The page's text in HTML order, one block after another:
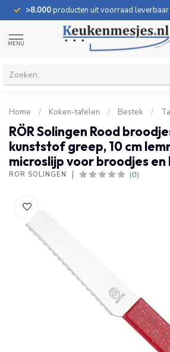
>8.000producten uit voorraad leverbaar
MENU
Home / Koken-tafelen / Bestek /
RÖR Solingen Rood
kunststof greep, 10 cm
microslijp voor broodjes en
RÖR SOLINGEN (0)